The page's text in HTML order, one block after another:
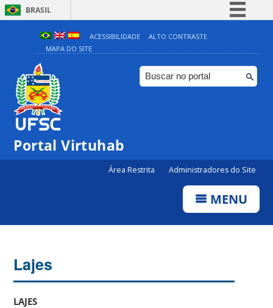
BRASIL
Simplifique!
Comunica BR
Participe
ACESSIBILIDADE
ALTO CONTRASTE
MAPA DO SITE
Portal Virtuhab
Área Restrita Administradores do Site
MENU
Lajes
LAJES